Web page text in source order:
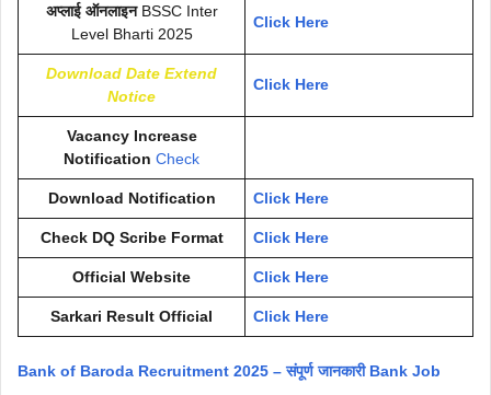
अप्लाई ऑनलाइनBSSC Inter
Level Bharti 2025
Click Here
Download Date Extend
Notice
Click Here
Vacancy Increase
Notification Check
Download Notification Click Here
Check DQ Scribe Format Click Here
Official Website Click Here
Sarkari Result Official Click Here
Bank of Baroda Recruitment 2025 – संपूर्ण जानकारी Bank Job